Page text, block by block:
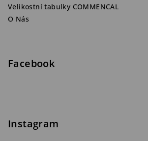
Velikostní tabulky COMMENCAL
O Nás
Facebook
Instagram